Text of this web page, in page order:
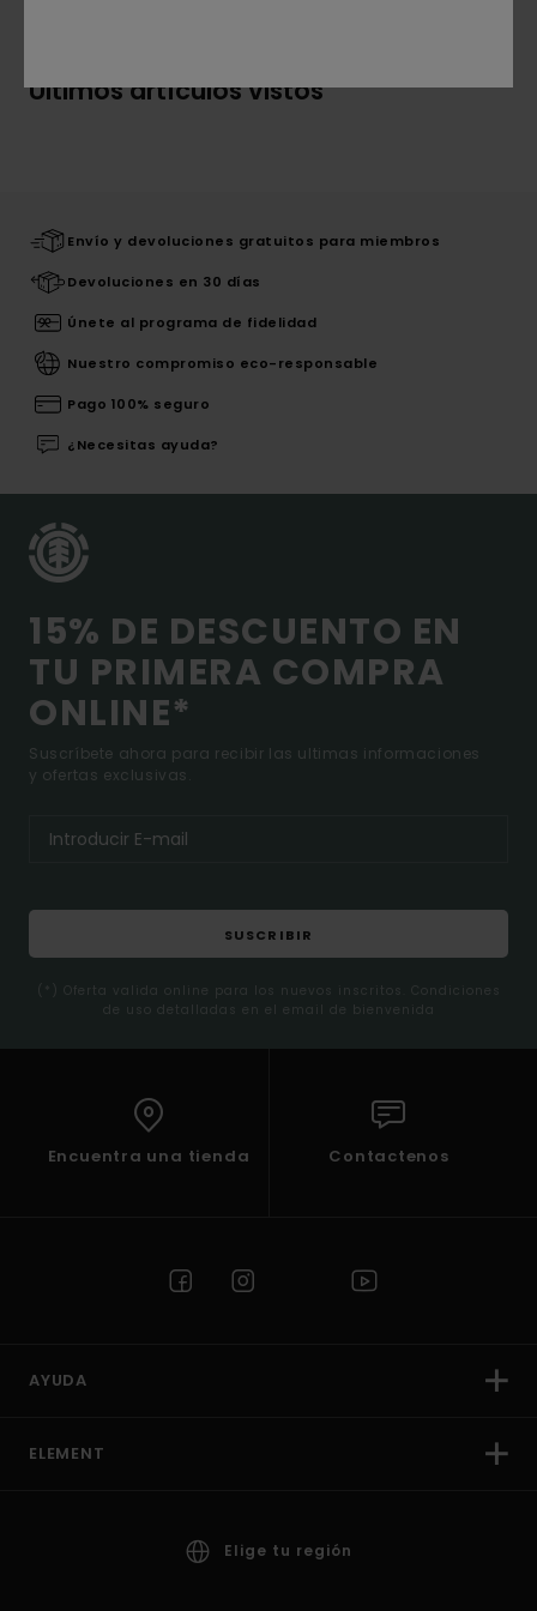
Últimos artículos vistos
Envío y devoluciones gratuitos para miembros
Devoluciones en 30 días
Únete al programa de fidelidad
Nuestro compromiso eco-responsable
Pago 100% seguro
¿Necesitas ayuda?
15% DE DESCUENTO EN
TU PRIMERA COMPRA
ONLINE*
Suscríbete ahora para recibir las ultimas informaciones
y ofertas exclusivas.
SUSCRIBIR
(*) Oferta valida online para los nuevos inscritos. Condiciones
de uso detalladas en el email de bienvenida
Encuentra una tienda Contactenos
AYUDA
ELEMENT
Elige tu región